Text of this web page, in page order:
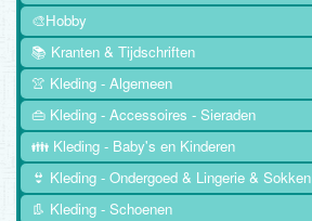
🎨Hobby
📚 Kranten & Tijdschriften
👚 Kleding - Algemeen
👜 Kleding - Accessoires - Sieraden
👪 Kleding - Baby's en Kinderen
👙 Kleding - Ondergoed & Lingerie & Sokken
👢 Kleding - Schoenen